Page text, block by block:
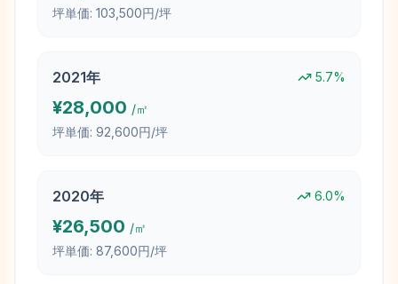
坪単価: 103,500円/坪
2021年 5.7%
¥28,000 /㎡
坪単価: 92,600円/坪
2020年 6.0%
¥26,500 /㎡
坪単価: 87,600円/坪